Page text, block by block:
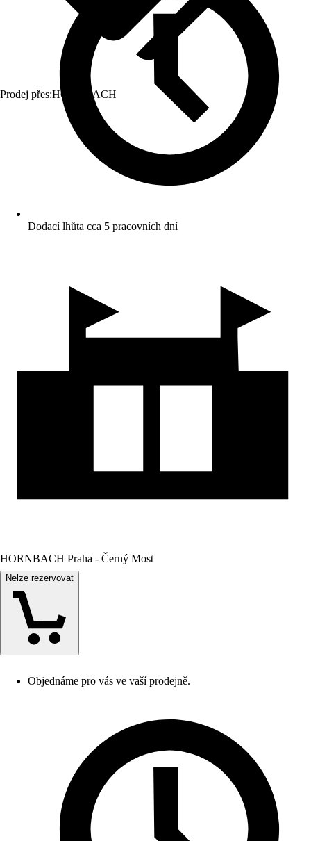
Prodej přes:HORNBACH
Dodací lhůta cca 5 pracovních dní
HORNBACH Praha - Černý Most
Nelze rezervovat
Objednáme pro vás ve vaší prodejně.